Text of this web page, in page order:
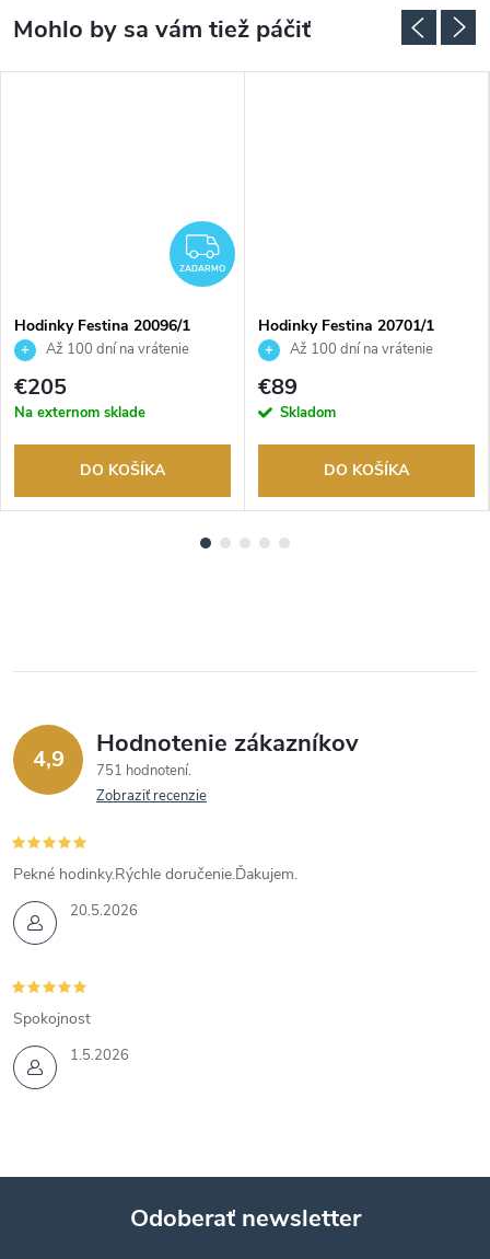
ZADARMO
ZADARMO
Hodinky Festina 20096/1
Až 100 dní na vrátenie
tovaru. Autorizovaný predajca.
€205
Na externom sklade
DO KOŠÍKA
Hodinky Festina 20701/1
Až 100 dní na vrátenie
tovaru. Autorizovaný predajca.
€89
Skladom
DO KOŠÍKA
4,9 Hodnotenie zákazníkov
751 hodnotení
Zobraziť recenzie
20.5.2026
Pekné hodinky.Rýchle doručenie.Ďakujem.
1.5.2026
Spokojnost
Odoberať newsletter